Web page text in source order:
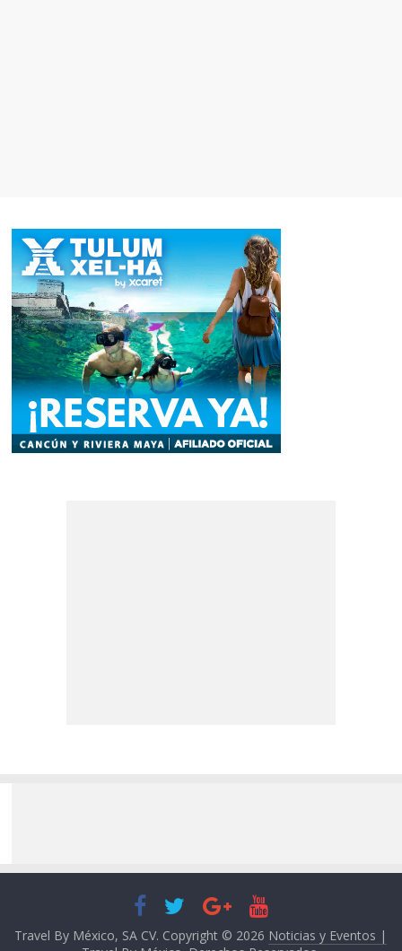
Travel By México, SA CV. Copyright © 2026 Noticias y Eventos |